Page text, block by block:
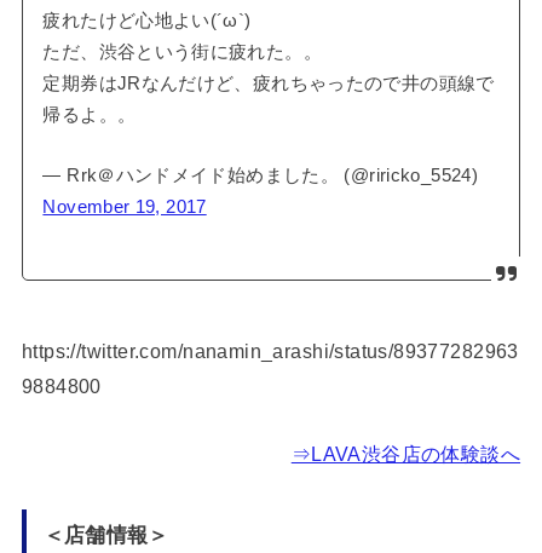
疲れたけど心地よい(´ω`)
ただ、渋谷という街に疲れた。。
定期券はJRなんだけど、疲れちゃったので井の頭線で
帰るよ。。
— Rrk＠ハンドメイド始めました。 (@riricko_5524)
November 19, 2017
https://twitter.com/nanamin_arashi/status/89377282963
9884800
⇒LAVA渋谷店の体験談へ
＜店舗情報＞